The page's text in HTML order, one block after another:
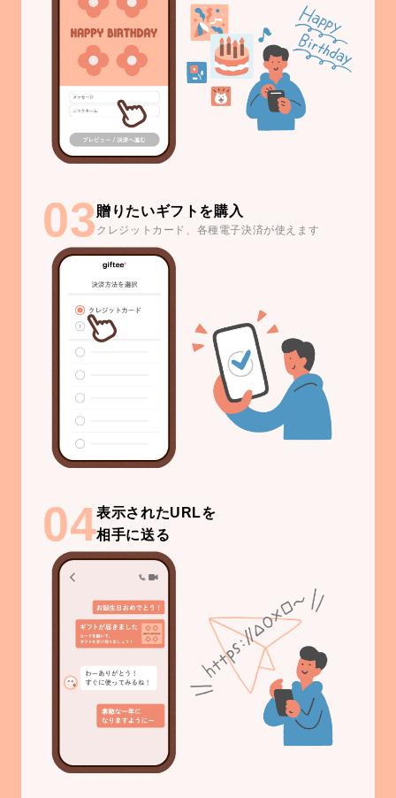
03贈りたいギフトを購入
クレジットカード、各種電子決済が使えます
04表示されたURLを
相手に送る